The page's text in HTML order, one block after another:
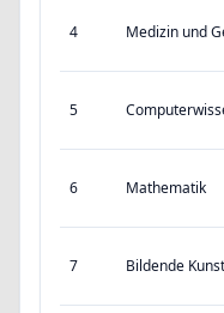
4 Medizin und
5
6 Mathematik
7 Bildende Kunst